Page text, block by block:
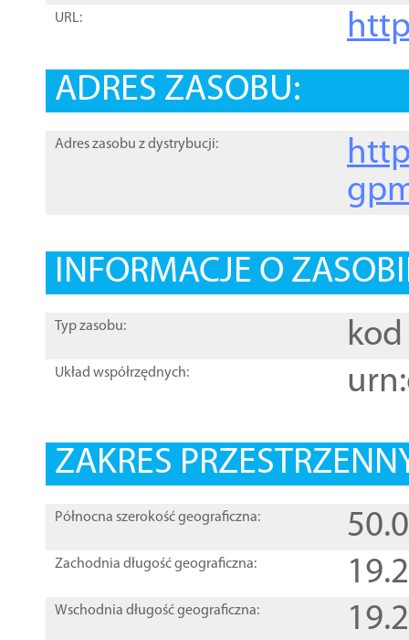
URL:
ADRES ZASOBU:
Adres zasobu z dystrybucji:
INFORMACJE O
Typ zasobu: kod
Układ współrzędnych:
ZAKRES
Północna szerokość geograficzna:
Zachodnia długość geograficzna:
Wschodnia długość geograficzna: